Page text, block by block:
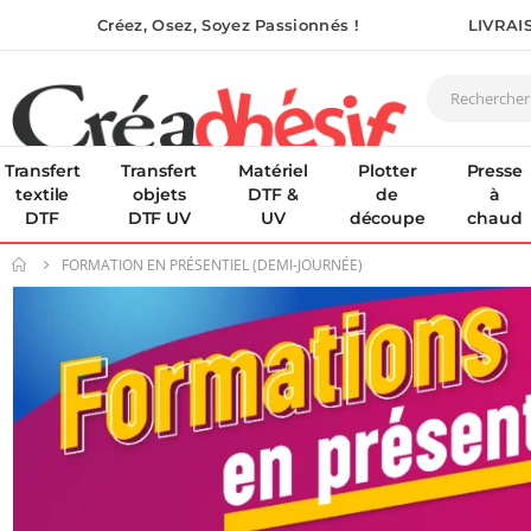
Créez, Osez, Soyez Passionnés !
Transfert
textile
DTF
Transfert
objets
DTF UV
Matériel
DTF &
UV
Plotter
de
découpe
Presse
à
chaud
FORMATION EN PRÉSENTIEL (DEMI-JOURNÉE)
of